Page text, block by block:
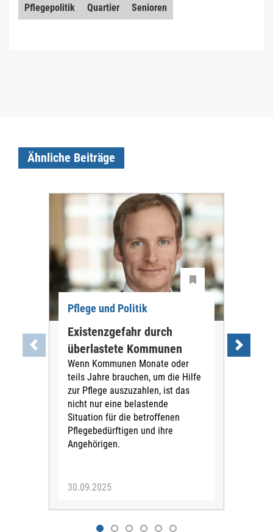
Pflegepolitik Quartier Senioren
Ähnliche Beiträge
Pflege und Politik
Existenzgefahr durch
überlastete Kommunen
Wenn Kommunen Monate oder
teils Jahre brauchen, um die Hilfe
zur Pflege auszuzahlen, ist das
nicht nur eine belastende
Situation für die betroffenen
Pflegebedürftigen und ihre
Angehörigen.
30.09.2025